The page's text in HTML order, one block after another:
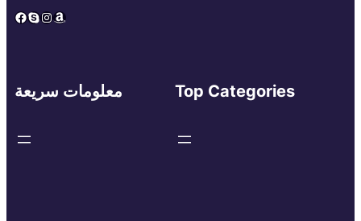
Facebook
Skype
Instagram
Amazon
معلومات سريعة Top Categories